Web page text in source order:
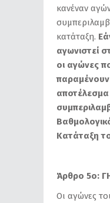
κανέναν
κατάταξη.
αγωνιστεί
οι αγώνες
παραμένουν
Κατάταξη
Άρθρο 5ο:
Οι αγώνες